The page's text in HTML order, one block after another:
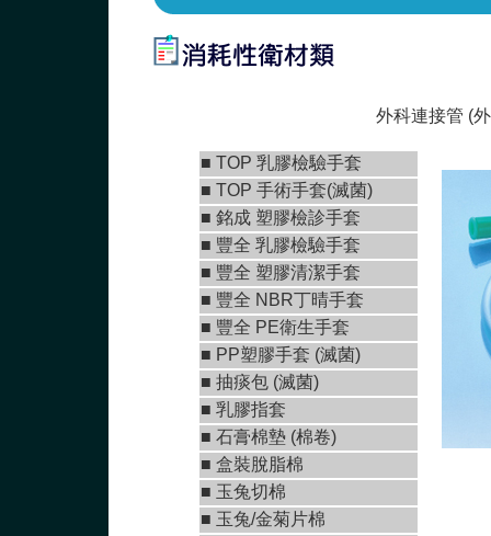
外科連接管 (
■ TOP 乳膠檢驗手套
■ TOP 手術手套(滅菌)
■ 銘成 塑膠檢診手套
■ 豐全 乳膠檢驗手套
■ 豐全 塑膠清潔手套
■ 豐全 NBR丁晴手套
■ 豐全 PE衛生手套
■ PP塑膠手套 (滅菌)
■ 抽痰包 (滅菌)
■ 乳膠指套
■ 石膏棉墊 (棉卷)
■ 盒裝脫脂棉
■ 玉兔切棉
■ 玉兔/金菊片棉